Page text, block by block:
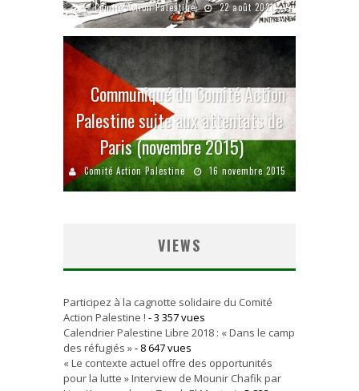
Comité Action Palestine 22 août 2021
Communiqué du Comité Action
Palestine suite aux attentats de
Paris (novembre 2015)
Comité Action Palestine 16 novembre 2015
VIEWS
Participez à la cagnotte solidaire du Comité
Action Palestine ! - 3 357 vues
Calendrier Palestine Libre 2018 : « Dans le camp
des réfugiés »- 8 647 vues
« Le contexte actuel offre des opportunités
pour la lutte » Interview de Mounir Chafik par